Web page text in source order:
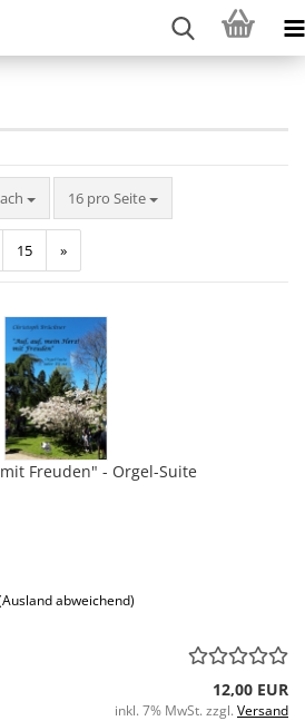
16 pro Seite
pro Seite
15 »
Freuden" - Orgel-Suite
abweichend)
12,00 EUR
inkl. 7% MwSt. zzgl. Versand